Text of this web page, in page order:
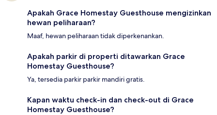
Apakah Grace Homestay Guesthouse mengizinkan
hewan peliharaan?
Maaf, hewan peliharaan tidak diperkenankan.
Apakah parkir di properti ditawarkan Grace
Homestay Guesthouse?
Ya, tersedia parkir parkir mandiri gratis.
Kapan waktu check-in dan check-out di Grace
Homestay Guesthouse?